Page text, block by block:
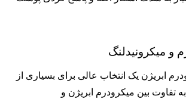
و میکرونیدلنگ
ابریژن یک انتخاب عالی برای بسیاری از
تفاوت بین میکرودرم ابریژن و